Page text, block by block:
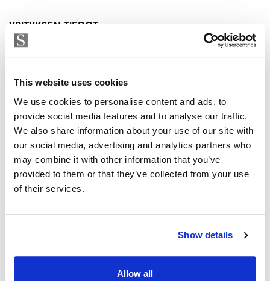
This website uses cookies
We use cookies to personalise content and ads, to
provide social media features and to analyse our traffic.
We also share information about your use of our site with
our social media, advertising and analytics partners who
may combine it with other information that you’ve
provided to them or that they’ve collected from your use
of their services.
Show details
Allow all
Kiinteistönvälittäjä LKV, KTM, sisustussuunnittelija
harvinaisen yhdistelmän arvokiinteistön tunnelmaa,
huippusijaintia ja modernia asumisen laatua.
YRITYKSEN TIEDOT